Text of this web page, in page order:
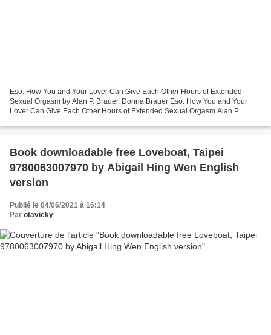
Eso: How You and Your Lover Can Give Each Other Hours of Extended
Sexual Orgasm by Alan P. Brauer, Donna Brauer Eso: How You and Your
Lover Can Give Each Other Hours of Extended Sexual Orgasm Alan P.
Book downloadable free Loveboat, Taipei
9780063007970 by Abigail Hing Wen English
version
Publié le 04/06/2021 à 16:14
Par otavicky